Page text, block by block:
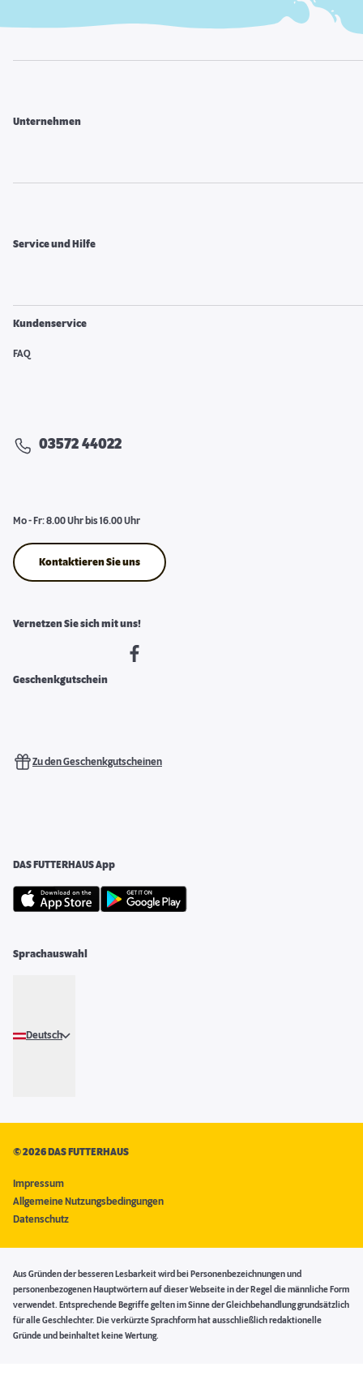
Unternehmen
Service und Hilfe
Kundenservice
FAQ
03572 44022
Mo - Fr: 8.00 Uhr bis 16.00 Uhr
Kontaktieren Sie uns
Vernetzen Sie sich mit uns!
Geschenkgutschein
Zu den Geschenkgutscheinen
DAS FUTTERHAUS App
Sprachauswahl
Deutsch
©2026 DAS FUTTERHAUS
Impressum
Allgemeine Nutzungsbedingungen
Datenschutz
Aus Gründen der besseren Lesbarkeit wird bei Personenbezeichnungen und
personenbezogenen Hauptwörtern auf dieser Webseite in der Regel die männliche Form
verwendet. Entsprechende Begriffe gelten im Sinne der Gleichbehandlung grundsätzlich
für alle Geschlechter. Die verkürzte Sprachform hat ausschließlich redaktionelle
Gründe und beinhaltet keine Wertung.